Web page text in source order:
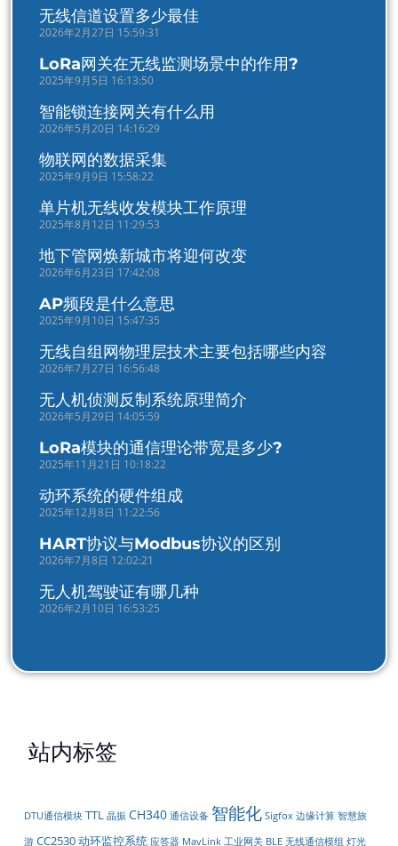
无线信道设置多少最佳
2026年2月27日 15:59:31
LoRa网关在无线监测场景中的作用?
2025年9月5日 16:13:50
智能锁连接网关有什么用
2026年5月20日 14:16:29
物联网的数据采集
2025年9月9日 15:58:22
单片机无线收发模块工作原理
2025年8月12日 11:29:53
地下管网焕新城市将迎何改变
2026年6月23日 17:42:08
AP频段是什么意思
2025年9月10日 15:47:35
无线自组网物理层技术主要包括哪些内容
2026年7月27日 16:56:48
无人机侦测反制系统原理简介
2026年5月29日 14:05:59
LoRa模块的通信理论带宽是多少?
2025年11月21日 10:18:22
动环系统的硬件组成
2025年12月8日 11:22:56
HART协议与Modbus协议的区别
2026年7月8日 12:02:21
无人机驾驶证有哪几种
2026年2月10日 16:53:25
站内标签
DTU通信模块 TTL 晶振 CH340 通信设备 智能化 Sigfox 边缘计算 智慧旅
游 CC2530动环监控系统 应答器 MavLink 工业网关 BLE 无线通信模组 灯光